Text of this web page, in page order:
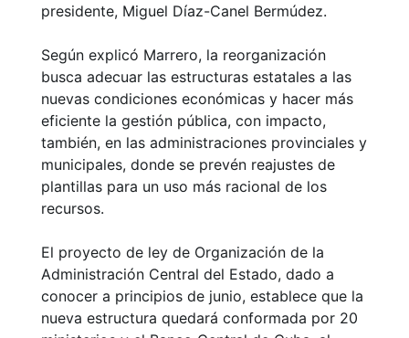
presidente, Miguel Díaz-Canel Bermúdez.
Según explicó Marrero, la reorganización
busca adecuar las estructuras estatales a las
nuevas condiciones económicas y hacer más
eficiente la gestión pública, con impacto,
también, en las administraciones provinciales y
municipales, donde se prevén reajustes de
plantillas para un uso más racional de los
recursos.
El proyecto de ley de Organización de la
Administración Central del Estado, dado a
conocer a principios de junio, establece que la
nueva estructura quedará conformada por 20